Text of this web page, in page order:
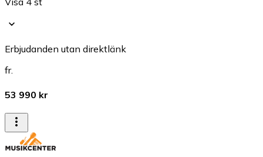
Erbjudanden utan direktlänk
fr.
53 990 kr